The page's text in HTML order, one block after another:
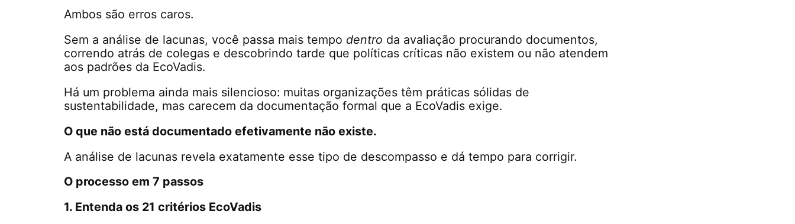
Ambos são erros caros.
Sem a análise de lacunas, você passa mais tempo dentro da avaliação procurando documentos,
correndo atrás de colegas e descobrindo tarde que políticas críticas não existem ou não atendem
aos padrões da EcoVadis.
Há um problema ainda mais silencioso: muitas organizações têm práticas sólidas de
sustentabilidade, mas carecem da documentação formal que a EcoVadis exige.
O que não está documentado efetivamente não existe.
A análise de lacunas revela exatamente esse tipo de descompasso e dá tempo para corrigir.
O processo em 7 passos
1. Entenda os 21 critérios EcoVadis